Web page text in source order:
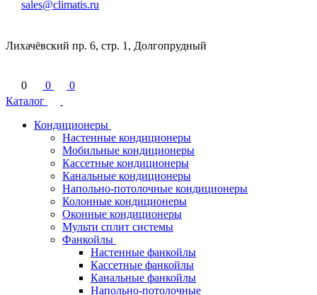
sales@climatis.ru
Лихачёвский пр. 6, стр. 1, Долгопрудный
0 0
0
Каталог
Кондиционеры
Настенные кондиционеры
Мобильные кондиционеры
Кассетные кондиционеры
Канальные кондиционеры
Напольно-потолочные кондиционеры
Колонные кондиционеры
Оконные кондиционеры
Мульти сплит системы
Фанкойлы
Настенные фанкойлы
Кассетные фанкойлы
Канальные фанкойлы
Напольно-потолочные